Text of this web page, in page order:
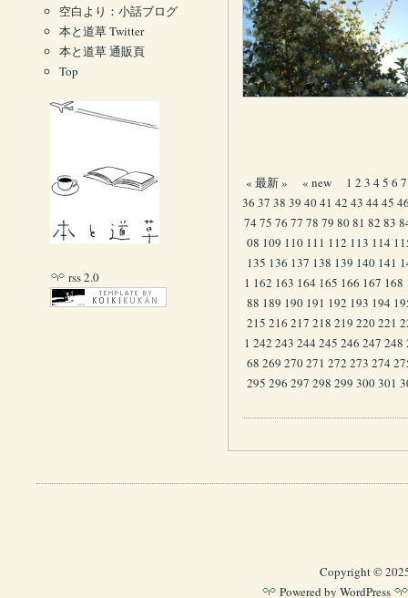
« 最新 » « new 1 2 3 4 5 6 7
36 37 38 39 4041 42 43 44 45
74 75 76 77 78 79 8081 82 83
08 109 110 111 112 113 114
135 136 137 138 139 140 141
1 162 163 164 165 166 167 168
88 189 190 191 192 193 194
215 216 217 218 219 220221
1 242 243 244 245 246 247 248
68 269 270271 272 273 274
295 296 297 298 299 300301
空白より：小話ブログ
本と道草 Twitter
本と道草 通販頁
Top
rss 2.0
Copyright ©
Powered by WordPress